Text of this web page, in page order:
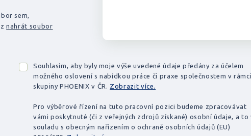
sem,
nahrát soubor
Souhlasím, aby byly moje výše uvedené údaje předány za účelem
možného oslovení s nabídkou práce či praxe společnostem v
skupiny PHOENIX v ČR. Zobrazit více.
Pro výběrové řízení na tuto pracovní pozici budeme zpracovávat
vámi poskytnuté (či z veřejných zdrojů získané) osobní údaje, a to
souladu s obecným nařízením o ochraně osobních údajů (EU)